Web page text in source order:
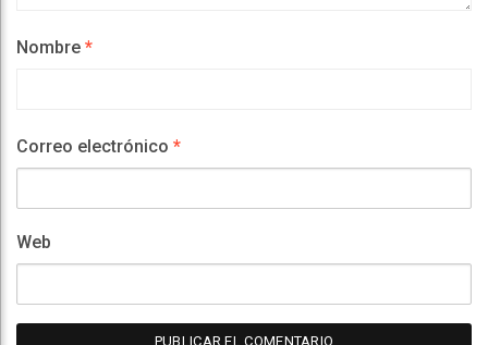
Nombre *
Correo electrónico *
Web